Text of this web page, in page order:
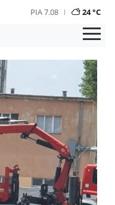
PIA 7.08 24 °C